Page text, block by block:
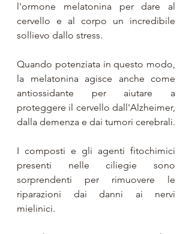
l'ormone melatonina per dare al
cervello e al corpo un incredibile
sollievo dallo stress.
Quando potenziata in questo modo,
la melatonina agisce anche come
antiossidante per aiutare a
proteggere il cervello dall'Alzheimer,
dalla demenza e dai tumori cerebrali.
I composti e gli agenti fitochimici
presenti nelle ciliegie sono
sorprendenti per rimuovere le
riparazioni dai danni ai nervi
mielinici.